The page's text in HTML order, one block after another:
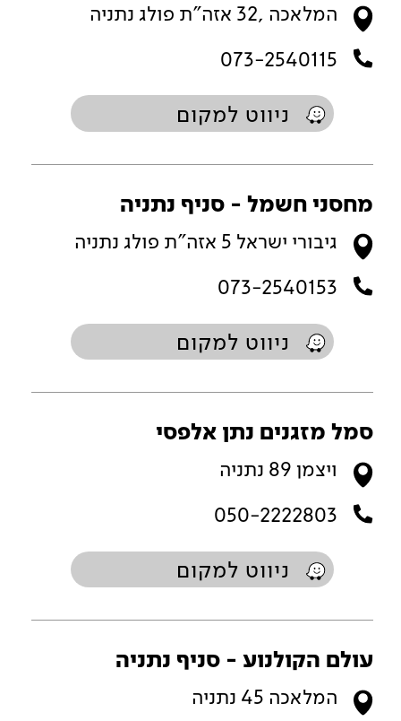
המלאכה ,32 אזה"ת פולג נתניה
073-2540115
ניווט למקום
מחסני חשמל - סניף נתניה
גיבורי ישראל 5 אזה"ת פולג נתניה
073-2540153
ניווט למקום
סמל מזגנים נתן אלפסי
ויצמן 89 נתניה
050-2222803
ניווט למקום
עולם הקולנוע - סניף נתניה
המלאכה 45 נתניה